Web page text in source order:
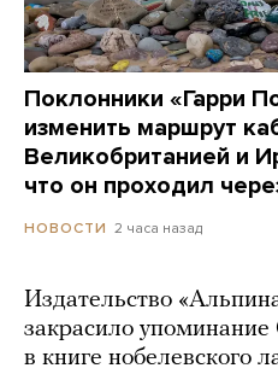
Поклонники «Гарри
изменить маршрут
Великобританией и
что он проходил
НОВОСТИ 2 часа назад
Издательство
закрасило упоминание
в книге нобелевского